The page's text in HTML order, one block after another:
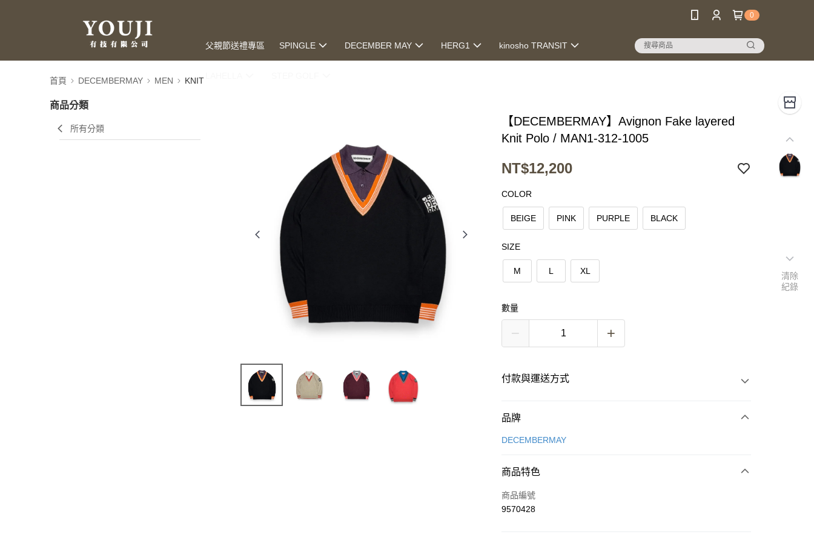
0
父親節送禮專區 SPINGLE DECEMBER MAY HERG1 kinosho TRANSIT
首頁 DECEMBERMAY MEN KNIT
商品分類
所有分類
【DECEMBERMAY】Avignon Fake layered
Knit Polo / MAN1-312-1005
NT$12,200
COLOR
BEIGE PINK PURPLE BLACK
SIZE
M L XL
數量
付款與運送方式
付款方式
信用卡一次付款
Apple Pay
品牌
DECEMBERMAY
商品特色
商品編號
9570428
清除
紀錄